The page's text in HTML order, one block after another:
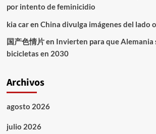
por intento de feminicidio
kia caren China divulga imágenes del lado
国产色情片en Invierten para que Alemania
bicicletas en 2030
Archivos
agosto 2026
julio 2026